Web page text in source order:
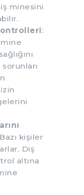
minesini
:
kişiler
Diş
altına